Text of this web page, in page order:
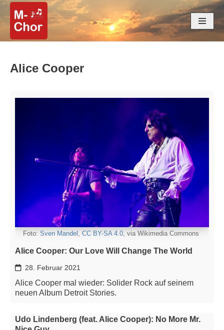
Zum
Inhalt
Alice Cooper
Foto: Sven Mandel CC BY-SA 4.0, via Wikimedia Commons
Alice Cooper: Our Love Will Change The World
28. Februar 2021
Alice Cooper mal wieder: Solider Rock auf seinem
neuen Album Detroit Stories.
Udo Lindenberg (feat. Alice Cooper): No More Mr.